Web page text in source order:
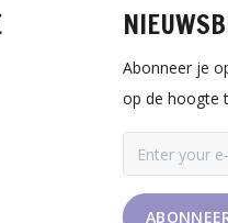
Abonneer je
op de hoogte